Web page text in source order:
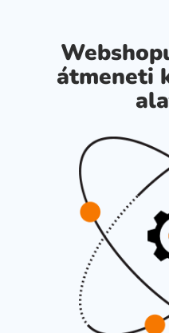
átmeneti